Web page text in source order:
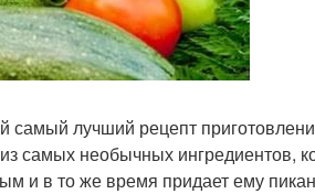
самый лучший рецепт
самых необычных ингредиентов,
и в то же время придает ему